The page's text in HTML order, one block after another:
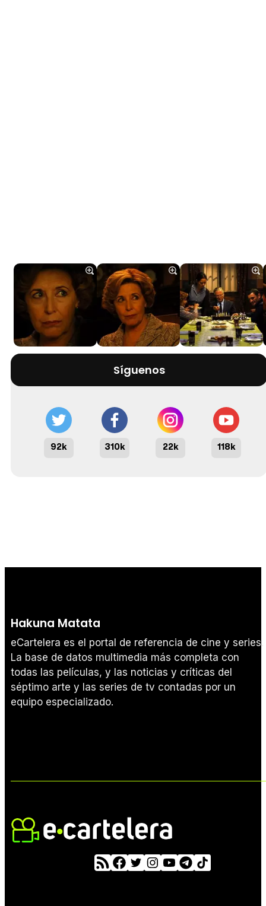
Síguenos
92k 310k 22k 118k
Hakuna Matata
eCartelera es el portal de referencia de cine y series.
La base de datos multimedia más completa con
todas las películas, y las noticias y críticas del
séptimo arte y las series de tv contadas por un
equipo especializado.